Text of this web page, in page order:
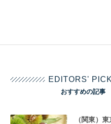
EDITORS'
おすすめの記事
（関東）